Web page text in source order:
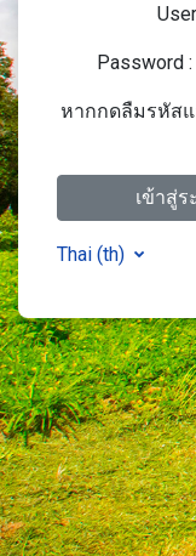
Password
หากกดลืมรหัสแ
เข้าสู่
Thai ‎(th)‎